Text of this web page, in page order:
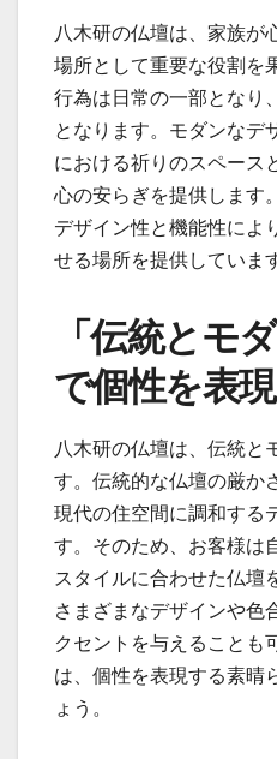
八木研の仏壇は、家族が
場所として重要な役割を
行為は日常の一部となり
となります。モダンなデ
における祈りのスペース
心の安らぎを提供します
デザイン性と機能性によ
せる場所を提供していま
「伝統とモ
で個性を表現
八木研の仏壇は、伝統と
す。伝統的な仏壇の厳か
現代の住空間に調和する
す。そのため、お客様は
スタイルに合わせた仏壇
さまざまなデザインや色
クセントを与えることも
は、個性を表現する素晴
ょう。